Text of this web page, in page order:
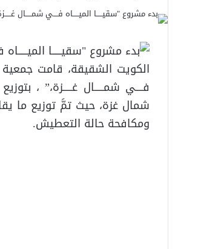
الكويت الشقيقة، قامت جمعية
ومكافحة حالة التعطيش.